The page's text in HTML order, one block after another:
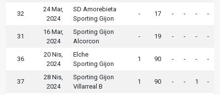
32
24 Mar,
2024
SD Amorebieta
Sporting Gijon
- 17 - - - -
31
16 Mar,
2024
Sporting Gijon
Alcorcon
- 19 - - - -
36
20 Nis,
2024
Elche
Sporting Gijon
1 90 - - - -
37
28 Nis,
2024
Sporting Gijon
Villarreal B
1 90 - - 1 -